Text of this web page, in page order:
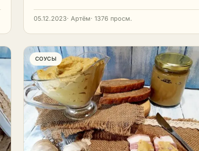
05.12.2023· Артём· 1376 просм.
СОУСЫ